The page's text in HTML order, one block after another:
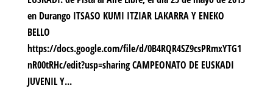
en Durango ITSASO KUMI ITZIAR LAKARRA Y ENEKO
BELLO
https://docs.google.com/file/d/0B4RQR4SZ9csPRmxYTG1
nR00tRHc/edit?usp=sharing CAMPEONATO DE EUSKADI
JUVENIL Y...